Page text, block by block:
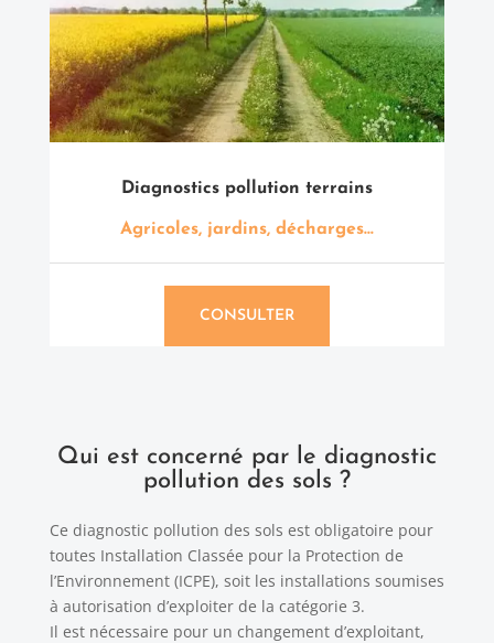
Diagnostics pollution terrains
Agricoles, jardins, décharges…
CONSULTER
Qui est concerné par le diagnostic
pollution des sols ?
Ce diagnostic pollution des sols est obligatoire pour
toutes Installation Classée pour la Protection de
l’Environnement (ICPE), soit les installations soumises
à autorisation d’exploiter de la catégorie 3.
Il est nécessaire pour un changement d’exploitant,